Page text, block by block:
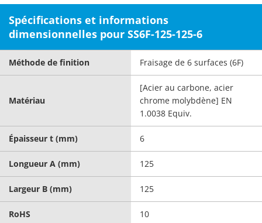
Spécifications et informations
dimensionnelles pour SS6F-125-125-6
Méthode de finition Fraisage de 6 surfaces (6F)
Matériau
[Acier au carbone, acier
chrome molybdène] EN
1.0038 Equiv.
Épaisseur t (mm) 6
Longueur A (mm) 125
Largeur B (mm) 125
RoHS 10